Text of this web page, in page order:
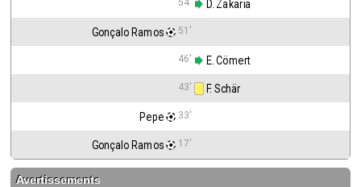
54' D. Zakaria
Gonçalo Ramos 51'
46' E. Cömert
43' F. Schär
Pepe 33'
Gonçalo Ramos 17'
Avertissements